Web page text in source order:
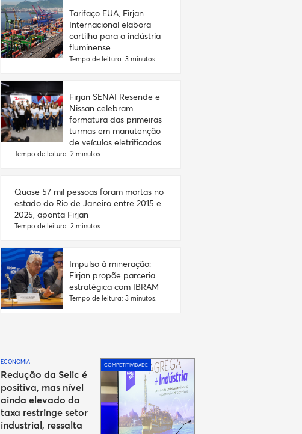
Tarifaço EUA, Firjan
Internacional elabora
cartilha para a indústria
fluminense
Tempo de leitura: 3 minutos.
Firjan SENAI Resende e
Nissan celebram
formatura das primeiras
turmas em manutenção
de veículos eletrificados
Tempo de leitura: 2 minutos.
Quase 57 mil pessoas foram mortas no
estado do Rio de Janeiro entre 2015 e
2025, aponta Firjan
Tempo de leitura: 2 minutos.
Impulso à mineração:
Firjan propõe parceria
estratégica com IBRAM
Tempo de leitura: 3 minutos.
ECONOMIA
Redução da Selic é
positiva, mas nível
ainda elevado da
taxa restringe setor
industrial, ressalta
COMPETITIVIDADE